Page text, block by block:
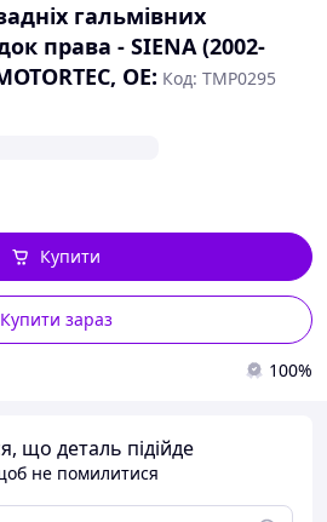
гальмівних
права - SIENA (2002-
OE: Код: TMP0295
Купити зараз
Купити
100%
що деталь підійде
не помилитися